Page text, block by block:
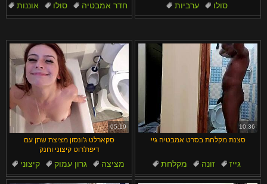
awaits.
אוננות סולו
חדר אמבטיה
מקלחת
זין גדול
ערביות
סולו
ציצים טבעיים
שחרחורת
05:19
סקארלט ג'ונסון מציצת שתן עם
דיפת'רוט קיצוני וחנק
קיצוני גרון עמוק
מציצה
ציצים
זין
10:36
סצנת מקלחת בסרט אמבטיה גיי
מקלחת זונה
גייז
מקלחת